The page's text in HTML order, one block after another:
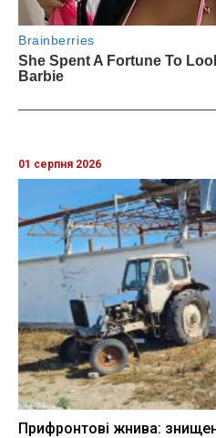
01 серпня 2026
Прифронтові жнива: